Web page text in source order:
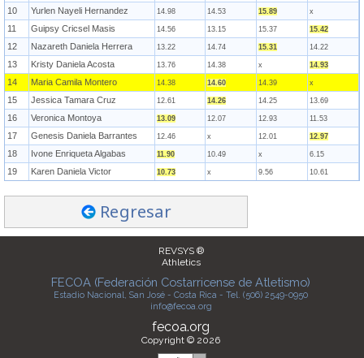
10 Yurlen Nayeli Hernandez 14.98 14.53 15.89 x
11 Guipsy Cricsel Masis 14.56 13.15 15.37 15.42
12 Nazareth Daniela Herrera 13.22 14.74 15.31 14.22
13 Kristy Daniela Acosta 13.76 14.38 x 14.93
14 Maria Camila Montero 14.38 14.60 14.39 x
15 Jessica Tamara Cruz 12.61 14.26 14.25 13.69
16 Veronica Montoya 13.09 12.07 12.93 11.53
17 Genesis Daniela Barrantes 12.46 x 12.01 12.97
18 Ivone Enriqueta Algabas 11.90 10.49 x 6.15
19 Karen Daniela Victor 10.73 x 9.56 10.61
Regresar
REVSYS ®
Athletics
FECOA (Federación Costarricense de Atletismo)
Estadio Nacional, San José - Costa Rica - Tel. (506) 2549-0950
info@fecoa.org
fecoa.org
Copyright © 2026